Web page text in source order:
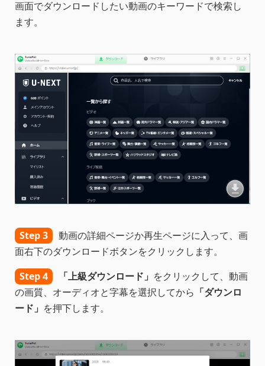
画面でダウンロードしたい動画のキーワードで検索し
ます。
Step 3
動画の詳細ページか再生ページに入って、画
面右下のダウンロードボタンをクリックします。
Step 4
「上級ダウンロード」 をクリックして、動画
の画質、オーディオと字幕を選択してから 「ダウンロ
ード」 を押下します。